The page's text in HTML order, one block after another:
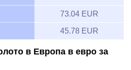
73.04 EUR
45.78 EUR
в Европа в евро за